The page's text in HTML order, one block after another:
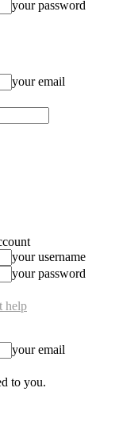
your password
your email
your username
your password
help
your email
to you.